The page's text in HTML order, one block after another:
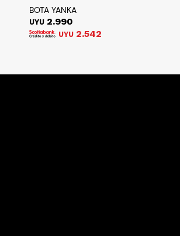
BOTA YANKA
UYU 2.990
UYU 2.542